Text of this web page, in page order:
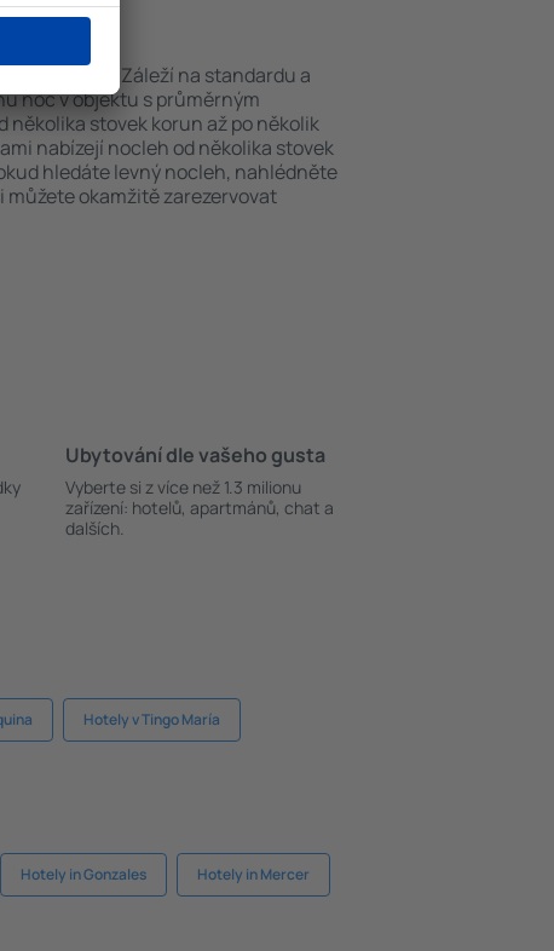
můžou lišit. Záleží na standardu a
noc v objektu s průměrným
několika stovek korun až po několik
nabízejí nocleh od několika stovek
hledáte levný nocleh, nahlédněte
můžete okamžitě zarezervovat
Ubytování dle vašeho gusta
Vyberte si z více než 1.3 milionu
zařízení: hotelů, apartmánů, chat a
dalších.
Hotely v Tingo María
Hotely in Gonzales Hotely in Mercer